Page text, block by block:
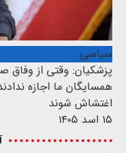
سیاسی
پزشکیان: وقتی از
همسایگان ما اجازه
اغتشاش شوند
۱۵ اسد ۱۴۰۵